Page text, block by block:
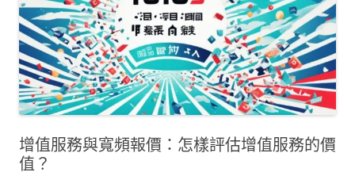
增值服務與寬頻報價：怎樣評估增值服務的價
值？